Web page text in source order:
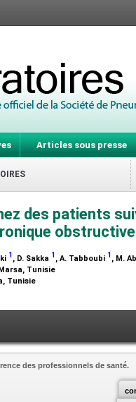
Articles sous presse
des patients
1 , D. Sakka 1 , A. Tabboubi 1 , M.
Tunisie
Tunisie
des professionnels de santé.